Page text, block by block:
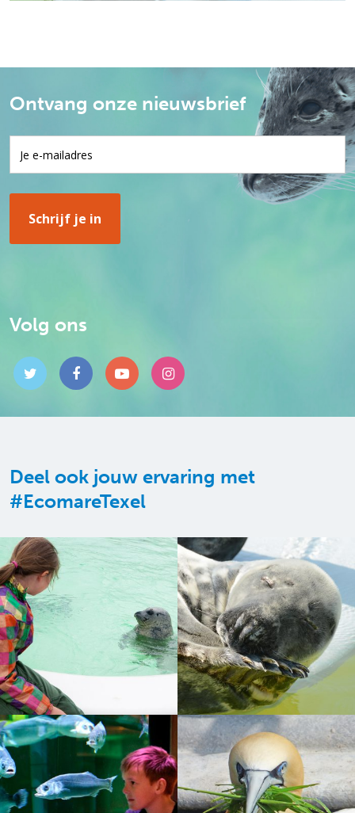
Ontvang onze nieuwsbrief
Volg ons
Deel ook jouw ervaring met
#EcomareTexel